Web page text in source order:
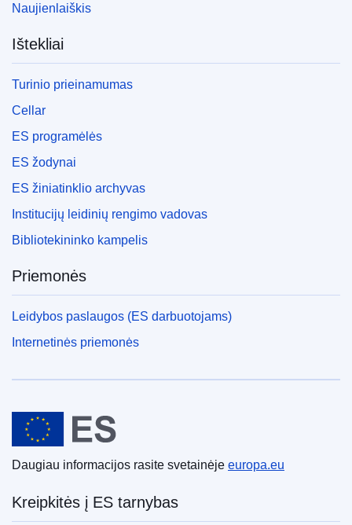
Naujienlaiškis
Ištekliai
Turinio prieinamumas
Cellar
ES programėlės
ES žodynai
ES žiniatinklio archyvas
Institucijų leidinių rengimo vadovas
Bibliotekininko kampelis
Priemonės
Leidybos paslaugos (ES darbuotojams)
Internetinės priemonės
Europos Sąjunga
Daugiau informacijos rasite svetainėje europa.eu
Kreipkitės į ES tarnybas